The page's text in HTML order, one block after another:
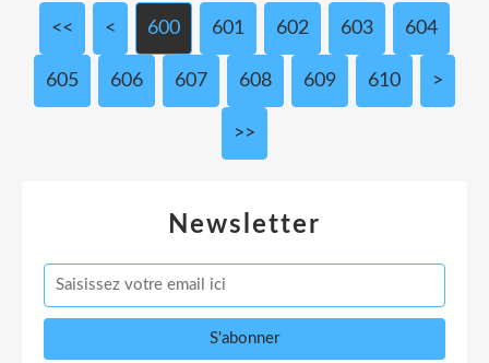
<< < 600 601 602 603 604
605 606 607 608 609 610 620
>
>>
Newsletter